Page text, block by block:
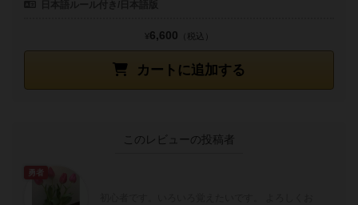
カートに追加する
¥6,600 （税込）
このレビューの投稿者
勇者